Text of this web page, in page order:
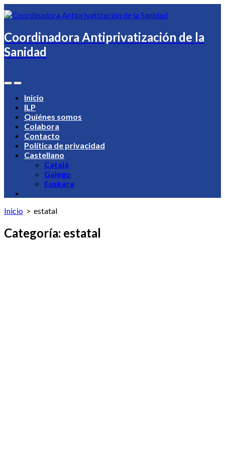
Saltar
al
Coordinadora Antiprivatización de la
Sanidad
Alternar
búsqueda
Menú
Inicio
ILP
Quiénes somos
Colabora
Contacto
Política de privacidad
Castellano
Català
Galego
Euskara
el
Inicio > estatal
Categoría: estatal